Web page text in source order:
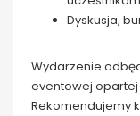
Dyskusja,
Wydarzenie
eventowej
Rekomendujemy